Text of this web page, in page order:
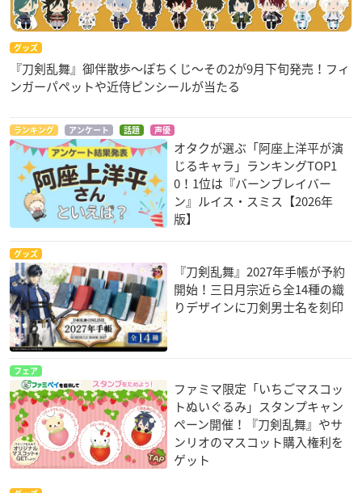
グッズ
『刀剣乱舞』御伴散歩～ぽちくじ～その2が9月下旬発売！フィ
ンガーパペットや近侍ピンシールが当たる
ランキング アンケート 話題 声優
オタクが選ぶ「阿座上洋平が演
じるキャラ」ランキングTOP1
0！1位は『バーンブレイバー
ン』ルイス・スミス【2026年
版】
グッズ
『刀剣乱舞』2027年手帳が予約
開始！三日月宗近ら全14種の織
りデザインに刀剣男士名を刻印
フェア
ファミマ限定「いちごマスコッ
トぬいぐるみ」スタンプキャン
ペーン開催！『刀剣乱舞』やサ
ンリオのマスコット購入権利を
ゲット